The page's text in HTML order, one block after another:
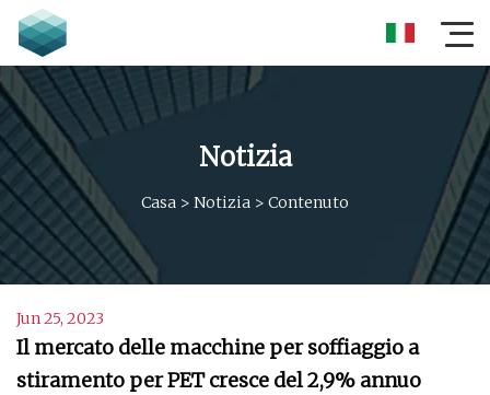
Notizia
Casa > Notizia > Contenuto
Jun 25, 2023
Il mercato delle macchine per soffiaggio a
stiramento per PET cresce del 2,9% annuo